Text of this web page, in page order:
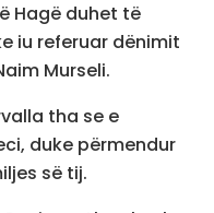
Hagë duhet të
iu referuar dënimit
Murseli.
tha se e
duke përmendur
së tij.